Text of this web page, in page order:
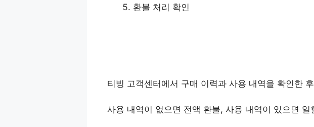
환불 처리 확인
티빙 고객센터에서 구매 이력과 사용 내역을 확인한
사용 내역이 없으면 전액 환불, 사용 내역이 있으면 일